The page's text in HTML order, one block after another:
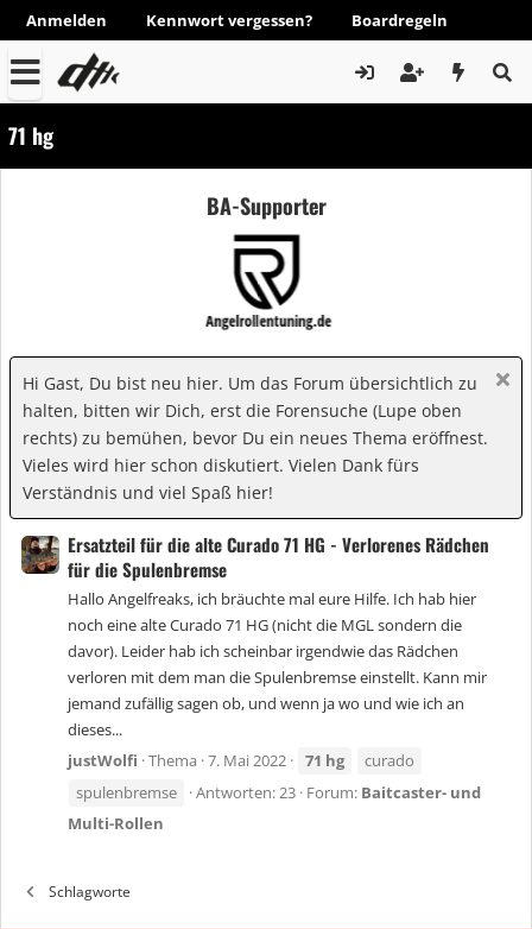
Anmelden Kennwort vergessen? Boardregeln
71 hg
BA-Supporter
Hi Gast, Du bist neu hier. Um das Forum übersichtlich zu
halten, bitten wir Dich, erst die Forensuche (Lupe oben
rechts) zu bemühen, bevor Du ein neues Thema eröffnest.
Vieles wird hier schon diskutiert. Vielen Dank fürs
Verständnis und viel Spaß hier!
Ersatzteil für die alte Curado 71 HG - Verlorenes Rädchen
für die Spulenbremse
Hallo Angelfreaks, ich bräuchte mal eure Hilfe. Ich hab hier
noch eine alte Curado 71 HG (nicht die MGL sondern die
davor). Leider hab ich scheinbar irgendwie das Rädchen
verloren mit dem man die Spulenbremse einstellt. Kann mir
jemand zufällig sagen ob, und wenn ja wo und wie ich an
dieses...
justWolfi Thema 7. Mai 2022 71 hg
curado
spulenbremse
Antworten: 23 Forum: Baitcaster- und
Multi-Rollen
Schlagworte